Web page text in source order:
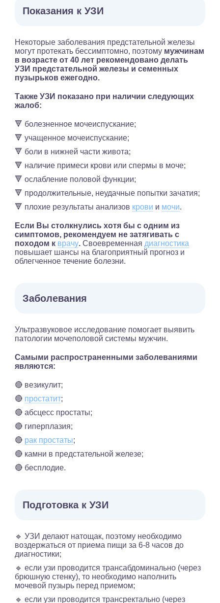
Показания к УЗИ
Некоторые заболевания предстательной железы
могут протекать бессимптомно, поэтому мужчинам
в возрасте от 40 лет рекомендовано делать
УЗИ предстательной железы и семенных
пузырьков ежегодно.
Также УЗИ показано при наличии следующих
жалоб:
🔻 болезненное мочеиспускание;
🔻 учащенное мочеиспускание;
🔻 боли в нижней части живота;
🔻 наличие примеси крови или спермы в моче;
🔻 ослабление половой функции;
🔻 продолжительные, неудачные попытки зачатия;
🔻 плохие результаты анализов крови и мочи.
Если Вы столкнулись хотя бы с одним из
симптомов, рекомендуем не затягивать с
походом к врачу. Своевременная диагностика
повышает шансы на благоприятный прогноз и
облегченное течение болезни.
Заболевания
Ультразвуковое исследование помогает выявить
патологии мочеполовой системы мужчин.
Самыми распространенными заболеваниями
являются:
🔴 везикулит;
🔴 простатит;
🔴 абсцесс простаты;
🔴 гиперплазия;
🔴 рак простаты;
🔴 камни в предстательной железе;
🔴 бесплодие.
Подготовка к УЗИ
🔹 УЗИ делают натощак, поэтому необходимо
воздержаться от приема пищи за 6-8 часов до
диагностики;
🔹 если узи проводится трансабдоминально (через
брюшную стенку), то необходимо наполнить
мочевой пузырь перед приемом;
🔹 если узи проводится трансректально (через